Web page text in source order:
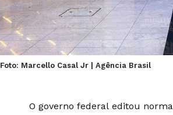
Foto: Marcello Casal Jr | Agência Brasil
O governo federal editou norma